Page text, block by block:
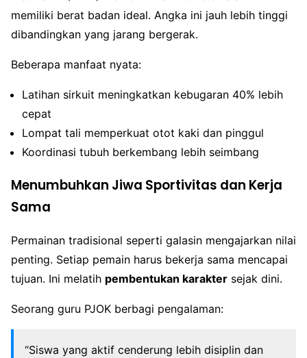
memiliki berat badan ideal. Angka ini jauh lebih tinggi
dibandingkan yang jarang bergerak.
Beberapa manfaat nyata:
Latihan sirkuit meningkatkan kebugaran 40% lebih
cepat
Lompat tali memperkuat otot kaki dan pinggul
Koordinasi tubuh berkembang lebih seimbang
Menumbuhkan Jiwa Sportivitas dan Kerja
Sama
Permainan tradisional seperti galasin mengajarkan nilai
penting. Setiap pemain harus bekerja sama mencapai
tujuan. Ini melatih pembentukan karakter sejak dini.
Seorang guru PJOK berbagi pengalaman:
“Siswa yang aktif cenderung lebih disiplin dan